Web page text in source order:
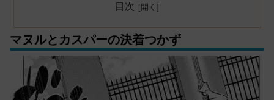
目次
マヌルとカスパーの決着つかず